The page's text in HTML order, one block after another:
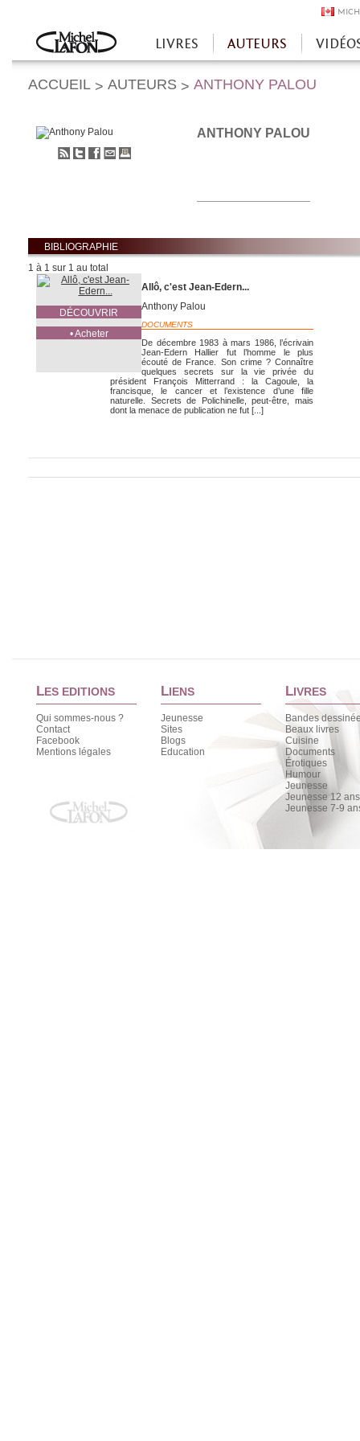
Accueil
LIVRES AUTEURS
ACCUEIL > AUTEURS > ANTHONY PALOU
ANTHONY PALOU
BIBLIOGRAPHIE
1 à 1 sur 1 au total
DÉCOUVRIR
• Acheter
Allô, c'est Jean-Edern...
Anthony Palou
DOCUMENTS
De décembre 1983 à mars 1986, l’écrivain
Jean-Edern Hallier fut l’homme le plus
écouté de France. Son crime ? Connaître
quelques secrets sur la vie privée du
président François Mitterrand : la Cagoule, la
francisque, le cancer et l’existence d’une fille
naturelle. Secrets de Polichinelle, peut-être, mais
dont la menace de publication ne fut [...]
LES EDITIONS
Qui sommes-nous ?
Contact
Facebook
Mentions légales
LIENS
Jeunesse
Sites
Blogs
Education
LIVRES
Bandes
Beaux livres
Cuisine
Documents
Érotiques
Humour
Jeunesse
Jeunesse 12
Jeunesse 7-9